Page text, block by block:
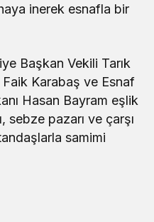
inerek esnafla bir
Başkan Vekili Tarık
Karabaş ve Esnaf
Hasan Bayram eşlik
sebze pazarı ve çarşı
samimi